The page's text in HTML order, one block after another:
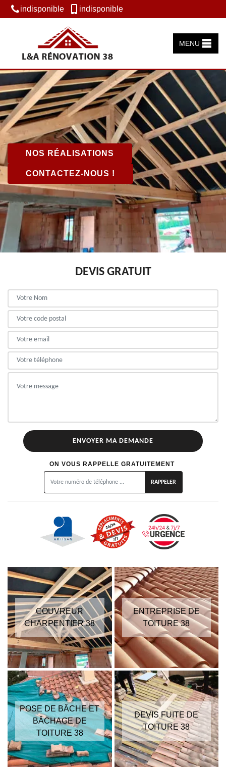
indisponible indisponible
MENU
NOS RÉALISATIONS
CONTACTEZ-NOUS !
DEVIS GRATUIT
ON VOUS RAPPELLE GRATUITEMENT
COUVREUR
CHARPENTIER 38
ENTREPRISE DE
TOITURE 38
POSE DE BÂCHE ET
BÂCHAGE DE
TOITURE 38
DEVIS FUITE DE
TOITURE 38